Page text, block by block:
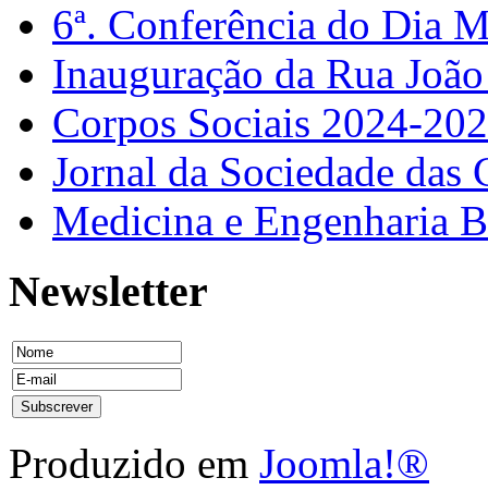
6ª. Conferência do Dia
Inauguração da Rua
Corpos Sociais 2024-
Jornal da Sociedade
Medicina e Engenharia
Newsletter
Produzido em Joomla!®